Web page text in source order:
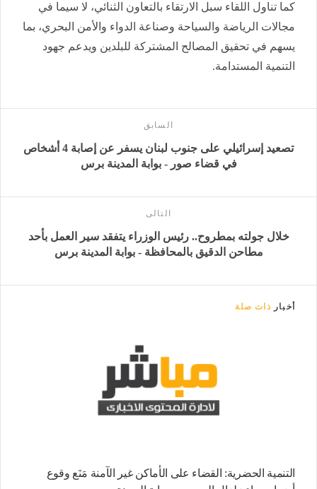
كما تناول اللقاء سبل الارتقاء بالتعاون الثنائي، لا سيما في
مجالات الرياضة والسياحة وصناعة الدواء والأمن البحري، بما
يسهم في تحقيق المصالح المشتركة للبلدين ويدعم جهود
التنمية المستدامة.
السابق
تصعيد إسرائيلي على جنوب لبنان يسفر عن إصابة 4 أشخاص
في قضاء صور - بوابة المدينة برس
التالى
خلال جولته بمطروح.. رئيس الوزراء يتفقد سير العمل بأحد
مطاحن الدقيق بالمحافظة - بوابة المدينة برس
أخبار ذات صلة
التنمية الحضرية: القضاء على الأماكن غير الآمنة مَنَع وقوع